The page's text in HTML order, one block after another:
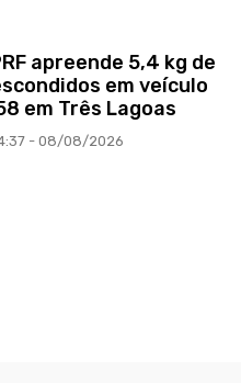
apreende 5,4 kg de
em veículo
em Três Lagoas
- 08/08/2026